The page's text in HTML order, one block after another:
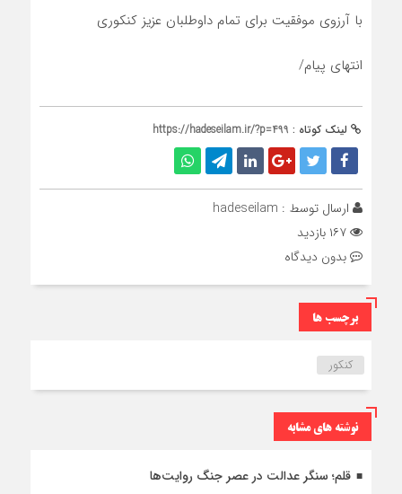
با آرزوی موفقیت برای تمام داوطلبان عزیز کنکوری
انتهای پیام/
لینک کوتاه : https://hadeseilam.ir/?p=499
ارسال توسط : hadeseilam
بدون دیدگاه
برچسب ها
کنکور
نوشته های مشابه
قلم؛ سنگر عدالت در عصر جنگ روایت‌ها